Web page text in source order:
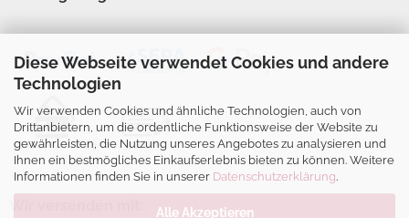
Diese Webseite verwendet Cookies und andere
Technologien
Wir verwenden Cookies und ähnliche Technologien, auch von
Drittanbietern, um die ordentliche Funktionsweise der Website zu
gewährleisten, die Nutzung unseres Angebotes zu analysieren und
Ihnen ein bestmögliches Einkaufserlebnis bieten zu können. Weitere
Informationen finden Sie in unserer Datenschutzerklärung.
Alle Akzeptieren